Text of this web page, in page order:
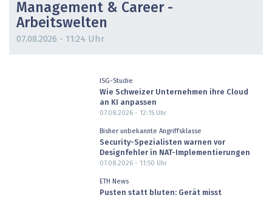
Management & Career -
Arbeitswelten
07.08.2026 - 11:24 Uhr
ISG-Studie
Wie Schweizer Unternehmen ihre Cloud
an KI anpassen
07.08.2026 - 12:15Uhr
Bisher unbekannte Angriffsklasse
Security-Spezialisten warnen vor
Designfehler in NAT-Implementierungen
07.08.2026 - 11:50 Uhr
ETH News
Pusten statt bluten: Gerät misst